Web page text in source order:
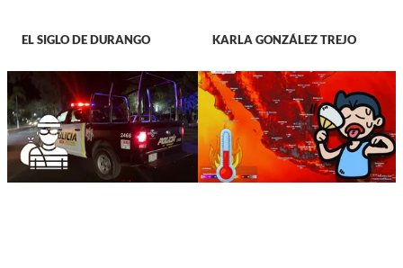
EL SIGLO DE DURANGO KARLA GONZÁLEZ TREJO